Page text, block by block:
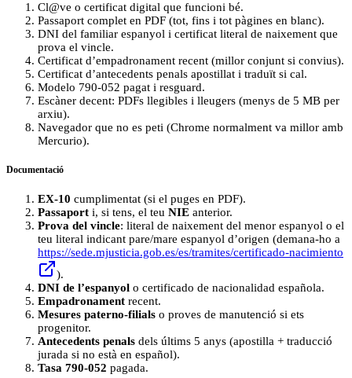
Cl@ve o certificat digital que funcioni bé.
Passaport complet en PDF (tot, fins i tot pàgines en blanc).
DNI del familiar espanyol i certificat literal de naixement que
prova el vincle.
Certificat d’empadronament recent (millor conjunt si convius).
Certificat d’antecedents penals apostillat i traduït si cal.
Modelo 790-052 pagat i resguard.
Escàner decent: PDFs llegibles i lleugers (menys de 5 MB per
arxiu).
Navegador que no es peti (Chrome normalment va millor amb
Mercurio).
Documentació
EX-10 cumplimentat (si el puges en PDF).
Passaport i, si tens, el teu NIE anterior.
Prova del vincle: literal de naixement del menor espanyol o el
teu literal indicant pare/mare espanyol d’origen (demana-ho a
https://sede.mjusticia.gob.es/es/tramites/certificado-nacimiento
).
DNI de l’espanyol o certificado de nacionalidad española.
Empadronament recent.
Mesures paterno-filials o proves de manutenció si ets
progenitor.
Antecedents penals dels últims 5 anys (apostilla + traducció
jurada si no està en español).
Tasa 790-052 pagada.